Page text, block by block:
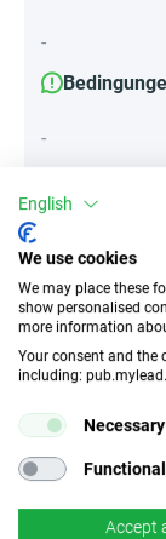
-
-
||Geräte||
Mobile
k.A.
English
We use cookies
We may place these
show personalised
more information
Your consent and the
including:
Necessary
Functional
Accept